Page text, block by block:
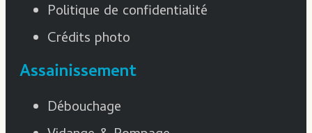
Politique de confidentialité
Crédits photo
Assainissement
Débouchage